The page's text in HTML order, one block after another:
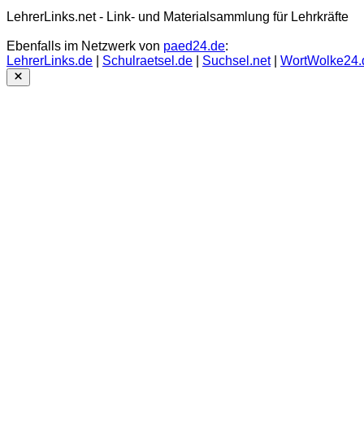
LehrerLinks.net - Link- und Materialsammlung für Lehrkräfte
Ebenfalls im Netzwerk von paed24.de:
LehrerLinks.de
Schulraetsel.de Suchsel.net|
Close